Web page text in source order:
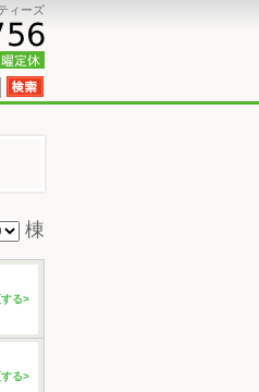
ィーズ
棟
る>
る>